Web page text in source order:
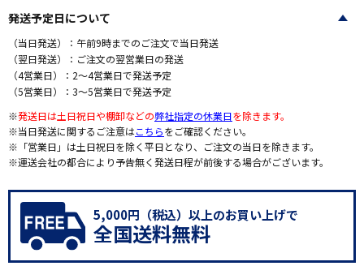
発送予定日について
（当日発送）：午前9時までのご注文で当日発送
（翌日発送）：ご注文の翌営業日の発送
（4営業日）：2～4営業日で発送予定
（5営業日）：3～5営業日で発送予定
※発送日は土日祝日や棚卸などの弊社指定の休業日を除きます。
※当日発送に関するご注意はこちらをご確認ください。
※「営業日」は土日祝日を除く平日となり、ご注文の当日を除きます。
※運送会社の都合により予告無く発送日程が前後する場合がございます。
5,000円（税込）以上のお買い上げで
全国送料無料